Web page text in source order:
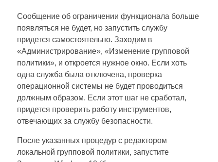
Сообщение об ограничении функционала больше
появляться не будет, но запустить службу
придется самостоятельно. Заходим в
«Администрирование», «Изменение групповой
политики», и откроется нужное окно. Если хоть
одна служба была отключена, проверка
операционной системы не будет проводиться
должным образом. Если этот шаг не сработал,
придется проверить работу инструментов,
отвечающих за службу безопасности.
После указанных процедур с редактором
локальной групповой политики, запустите